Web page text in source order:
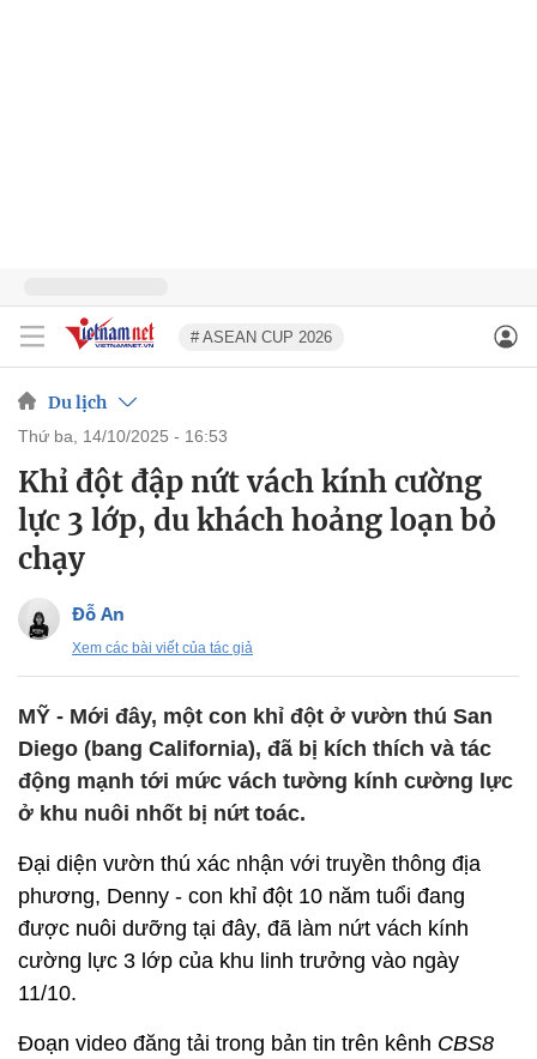
# ASEAN CUP 2026
Du lịch
thứ ba, 14/10/2025 - 16:53
Khỉ đột đập nứt vách kính cường
lực 3 lớp, du khách hoảng loạn bỏ
chạy
Đỗ An
Xem các bài viết của tác giả
MỸ - Mới đây, một con khỉ đột ở vườn thú San
Diego (bang California), đã bị kích thích và tác
động mạnh tới mức vách tường kính cường lực
ở khu nuôi nhốt bị nứt toác.
Đại diện vườn thú xác nhận với truyền thông địa
phương, Denny - con khỉ đột 10 năm tuổi đang
được nuôi dưỡng tại đây, đã làm nứt vách kính
cường lực 3 lớp của khu linh trưởng vào ngày
11/10.
Đoạn video đăng tải trong bản tin trên kênh CBS8